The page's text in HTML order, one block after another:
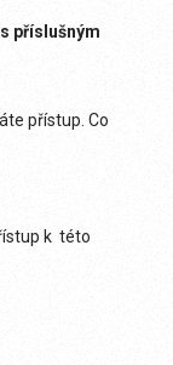
příslušným
přístup. Co
k této